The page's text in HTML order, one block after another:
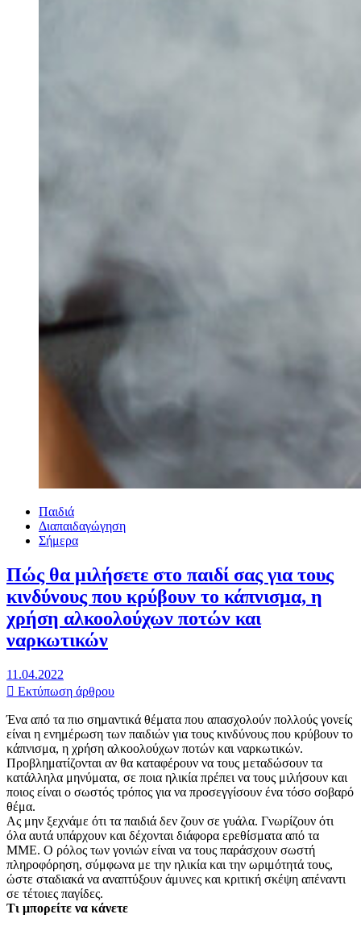
Παιδιά
Διαπαιδαγώγηση
Σήμερα
Πώς θα μιλήσετε στο παιδί σας για τους
κινδύνους που κρύβουν το κάπνισμα, η
χρήση αλκοολούχων ποτών και
ναρκωτικών
11.04.2022
Εκτύπωση άρθρου
Ένα από τα πιο σημαντικά θέματα που απασχολούν πολλούς γονείς
είναι η ενημέρωση των παιδιών για τους κινδύνους που κρύβουν το
κάπνισμα, η χρήση αλκοολούχων ποτών και ναρκωτικών.
Προβληματίζονται αν θα καταφέρουν να τους μεταδώσουν τα
κατάλληλα μηνύματα, σε ποια ηλικία πρέπει να τους μιλήσουν και
ποιος είναι ο σωστός τρόπος για να προσεγγίσουν ένα τόσο σοβαρό
θέμα.
Ας μην ξεχνάμε ότι τα παιδιά δεν ζουν σε γυάλα. Γνωρίζουν ότι
όλα αυτά υπάρχουν και δέχονται διάφορα ερεθίσματα από τα
ΜΜΕ. Ο ρόλος των γονιών είναι να τους παράσχουν σωστή
πληροφόρηση, σύμφωνα με την ηλικία και την ωριμότητά τους,
ώστε σταδιακά να αναπτύξουν άμυνες και κριτική σκέψη απέναντι
σε τέτοιες παγίδες.
Τι μπορείτε να κάνετε